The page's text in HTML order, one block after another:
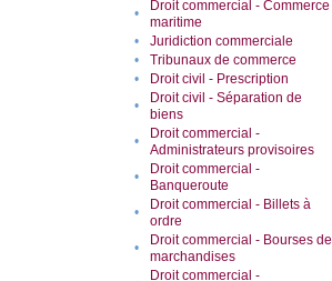
•
Droit commercial - Commerce
maritime
• Juridiction commerciale
•
Tribunaux de commerce
•
Droit civil - Prescription
•
Droit civil - Séparation de
biens
•
Droit commercial -
Administrateurs provisoires
•
Droit commercial -
Banqueroute
•
Droit commercial - Billets à
ordre
•
Droit commercial - Bourses de
marchandises
Droit commercial -